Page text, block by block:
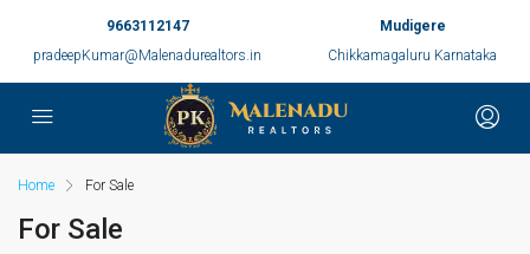
9663112147
pradeepKumar@Malenadurealtors.in
Mudigere
Chikkamagaluru Karnataka
Home For Sale
For Sale